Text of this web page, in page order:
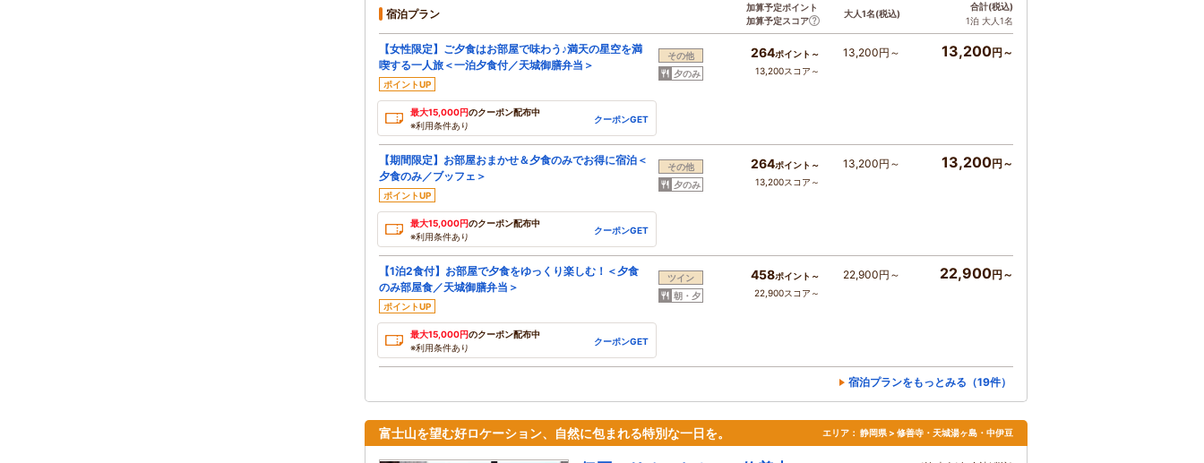
宿泊プラン
加算予定ポイント
加算予定スコア
大人1名(税込)
合計(税込)
1泊 大人1名
【女性限定】ご夕食はお部屋で味わう♪満天の星空を満
喫する一人旅＜一泊夕食付／天城御膳弁当＞
ポイントUP
最大15,000円のクーポン配布中
※利用条件あり
クーポンGET
その他
夕のみ
264ポイント～
13,200スコア～
13,200円～ 13,200円～
【期間限定】お部屋おまかせ＆夕食のみでお得に宿泊＜
夕食のみ／ブッフェ＞
ポイントUP
最大15,000円のクーポン配布中
※利用条件あり
クーポンGET
その他
夕のみ
264ポイント～
13,200スコア～
13,200円～ 13,200円～
【1泊2食付】お部屋で夕食をゆっくり楽しむ！＜夕食
のみ部屋食／天城御膳弁当＞
ポイントUP
最大15,000円のクーポン配布中
※利用条件あり
クーポンGET
ツイン
朝・夕
458ポイント～
22,900スコア～
22,900円～ 22,900円～
宿泊プランをもっとみる（19件）
富士山を望む好ロケーション、自然に包まれる特別な一日を。 エリア： 静岡県 > 修善寺・天城湯ヶ島・中伊豆